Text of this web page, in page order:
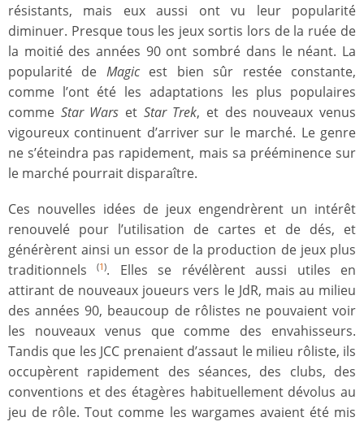
résistants, mais eux aussi ont vu leur popularité
diminuer. Presque tous les jeux sortis lors de la ruée de
la moitié des années 90 ont sombré dans le néant. La
popularité de Magicest bien sûr restée constante,
comme l’ont été les adaptations les plus populaires
comme Star Wars et Star Trek, et des nouveaux venus
vigoureux continuent d’arriver sur le marché. Le genre
ne s’éteindra pas rapidement, mais sa prééminence sur
le marché pourrait disparaître.
Ces nouvelles idées de jeux engendrèrent un intérêt
renouvelé pour l’utilisation de cartes et de dés, et
générèrent ainsi un essor de la production de jeux plus
traditionnels(1). Elles se révélèrent aussi utiles en
attirant de nouveaux joueurs vers le JdR, mais au milieu
des années 90, beaucoup de rôlistes ne pouvaient voir
les nouveaux venus que comme des envahisseurs.
Tandis que les JCC prenaient d’assaut le milieu rôliste, ils
occupèrent rapidement des séances, des clubs, des
conventions et des étagères habituellement dévolus au
jeu de rôle. Tout comme les wargames avaient été mis